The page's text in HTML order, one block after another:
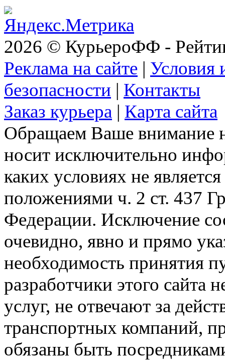
2026 © КурьероФФ -
Реклама на сайте | Условия
безопасности | Контакты
Заказ курьера | Карта сайта
Обращаем Ваше внимание
носит исключительно
каких условиях не
положениями ч. 2 ст. 437
Федерации. Исключение
очевидно, явно и прямо
необходимость принятия
разработчики этого сайта
услуг, не отвечают за
транспортных компаний,
обязаны быть